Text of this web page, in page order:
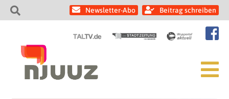
Newsletter-Abo Beitrag schreiben